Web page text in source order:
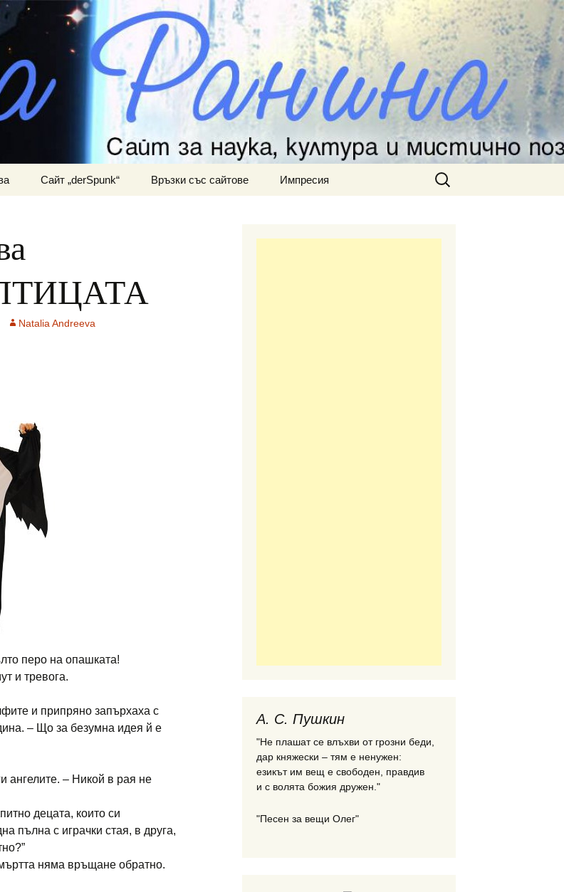
познание
Сайт „derSpunk“ Връзки със сайтове Импресия
Търсене
за:
Natalia Andreeva
перо на опашката!
и тревога.
и припряно запърхаха с
– Що за безумна идея й е
ангелите. – Никой в рая не
децата, които си
пълна с играчки стая, в друга,
няма връщане обратно.
А. С. Пушкин
"Не плашат се влъхви от грозни беди,
дар княжески – тям е ненужен:
езикът им вещ е свободен, правдив
и с волята божия дружен."
"Песен за вещи Олег"